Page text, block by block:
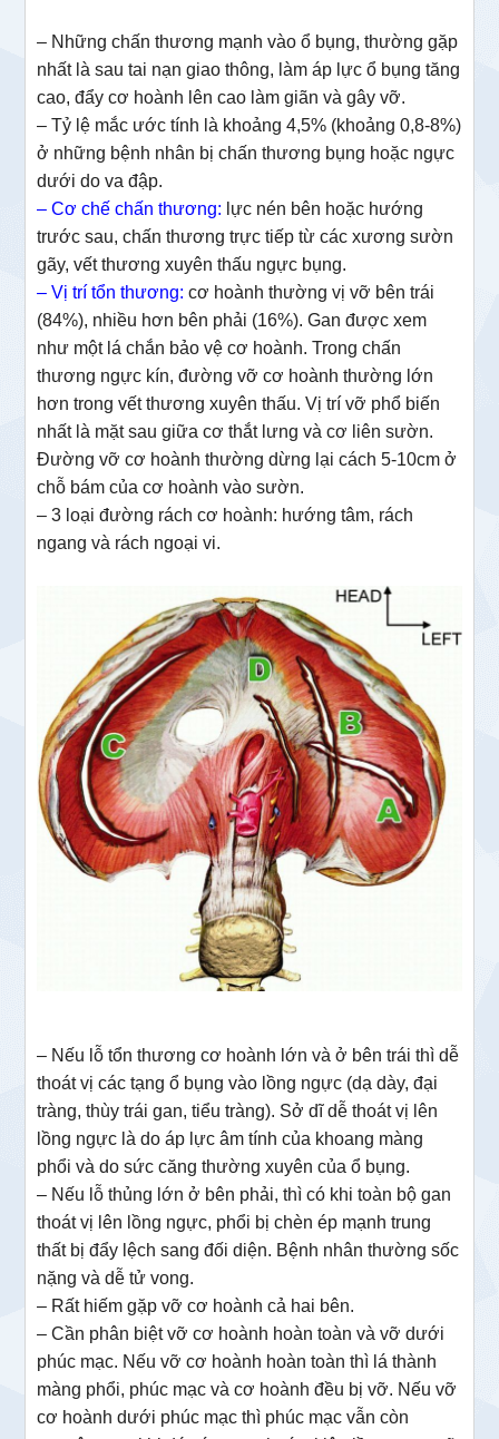
– Những chấn thương mạnh vào ổ bụng, thường gặp
nhất là sau tai nạn giao thông, làm áp lực ổ bụng tăng
cao, đẩy cơ hoành lên cao làm giãn và gây vỡ.
– Tỷ lệ mắc ước tính là khoảng 4,5% (khoảng 0,8-8%)
ở những bệnh nhân bị chấn thương bụng hoặc ngực
dưới do va đập.
– Cơ chế chấn thương: lực nén bên hoặc hướng
trước sau, chấn thương trực tiếp từ các xương sườn
gãy, vết thương xuyên thấu ngực bụng.
– Vị trí tổn thương: cơ hoành thường vị vỡ bên trái
(84%), nhiều hơn bên phải (16%). Gan được xem
như một lá chắn bảo vệ cơ hoành. Trong chấn
thương ngực kín, đường vỡ cơ hoành thường lớn
hơn trong vết thương xuyên thấu. Vị trí vỡ phổ biến
nhất là mặt sau giữa cơ thắt lưng và cơ liên sườn.
Đường vỡ cơ hoành thường dừng lại cách 5-10cm ở
chỗ bám của cơ hoành vào sườn.
– 3 loại đường rách cơ hoành: hướng tâm, rách
ngang và rách ngoại vi.
– Nếu lỗ tổn thương cơ hoành lớn và ở bên trái thì dễ
thoát vị các tạng ổ bụng vào lồng ngực (dạ dày, đại
tràng, thùy trái gan, tiểu tràng). Sở dĩ dễ thoát vị lên
lồng ngực là do áp lực âm tính của khoang màng
phổi và do sức căng thường xuyên của ổ bụng.
– Nếu lỗ thủng lớn ở bên phải, thì có khi toàn bộ gan
thoát vị lên lồng ngực, phổi bị chèn ép mạnh trung
thất bị đẩy lệch sang đối diện. Bệnh nhân thường sốc
nặng và dễ tử vong.
– Rất hiếm gặp vỡ cơ hoành cả hai bên.
– Cần phân biệt vỡ cơ hoành hoàn toàn và vỡ dưới
phúc mạc. Nếu vỡ cơ hoành hoàn toàn thì lá thành
màng phổi, phúc mạc và cơ hoành đều bị vỡ. Nếu vỡ
cơ hoành dưới phúc mạc thì phúc mạc vẫn còn